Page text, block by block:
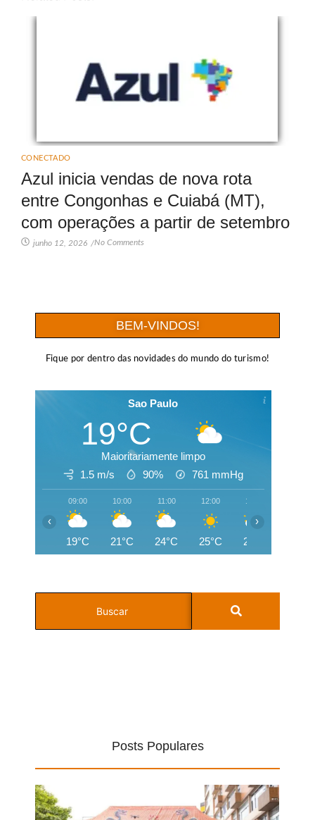
CONECTADO
Azul inicia vendas de nova rota
entre Congonhas e Cuiabá (MT),
com operações a partir de setembro
junho 12, 2026 /No Comments
BEM-VINDOS!
Fique por dentro das novidades do mundo do turismo!
Sao Paulo
19°C
Maioritariamente limpo
1.5 m/s
90% 761 mmHg
09:00
19°C
10:00
21°C
11:00
24°C
12:00
25°C
13:00
26°C
‹ ›
Posts Populares